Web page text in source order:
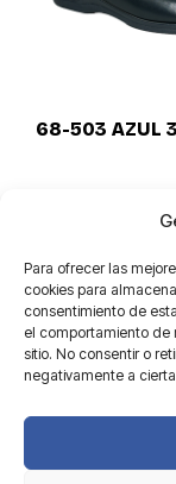
Para ofrecer las
cookies para
consentimiento de
el comportamiento de
sitio. No consentir o
negativamente a
68-503 AZUL